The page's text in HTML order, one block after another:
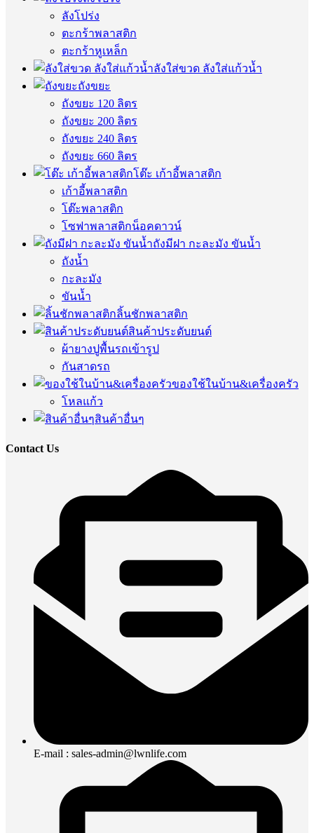
ลังโปร่ง
ตะกร้าพลาสติก
ตะกร้าหูเหล็ก
ลังใส่ขวด ลังใส่แก้วน้ำ
ถังขยะ
ถังขยะ 120 ลิตร
ถังขยะ 200 ลิตร
ถังขยะ 240 ลิตร
ถังขยะ 660 ลิตร
โต๊ะ เก้าอี้พลาสติก
เก้าอี้พลาสติก
โต๊ะพลาสติก
โซฟาพลาสติกน็อคดาวน์
ถังมีฝา กะละมัง ขันน้ำ
ถังน้ำ
กะละมัง
ขันน้ำ
ลิ้นชักพลาสติก
สินค้าประดับยนต์
ผ้ายางปูพื้นรถเข้ารูป
กันสาดรถ
ของใช้ในบ้าน&เครื่องครัว
โหลแก้ว
สินค้าอื่นๆ
Contact Us
E-mail : sales-admin@lwnlife.com